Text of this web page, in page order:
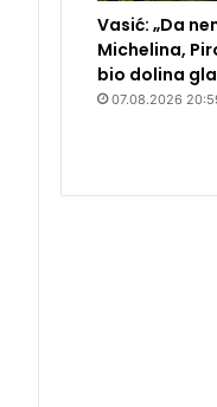
Vasić: „Da
Michelina,
bio dolina
07.08.2026